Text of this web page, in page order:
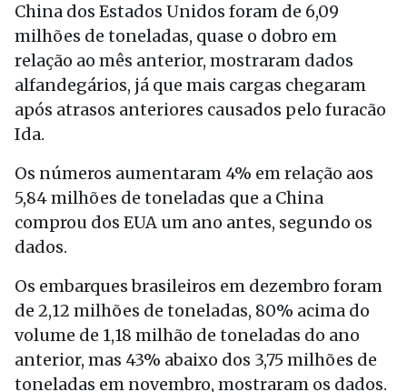
China dos Estados Unidos foram de 6,09
milhões de toneladas, quase o dobro em
relação ao mês anterior, mostraram dados
alfandegários, já que mais cargas chegaram
após atrasos anteriores causados pelo furacão
Ida.
Os números aumentaram 4% em relação aos
5,84 milhões de toneladas que a China
comprou dos EUA um ano antes, segundo os
dados.
Os embarques brasileiros em dezembro foram
de 2,12 milhões de toneladas, 80% acima do
volume de 1,18 milhão de toneladas do ano
anterior, mas 43% abaixo dos 3,75 milhões de
toneladas em novembro, mostraram os dados.